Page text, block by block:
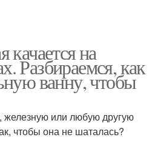
качается на
Разбираемся, как
ванну, чтобы
железную или любую другую
чтобы она не шаталась?